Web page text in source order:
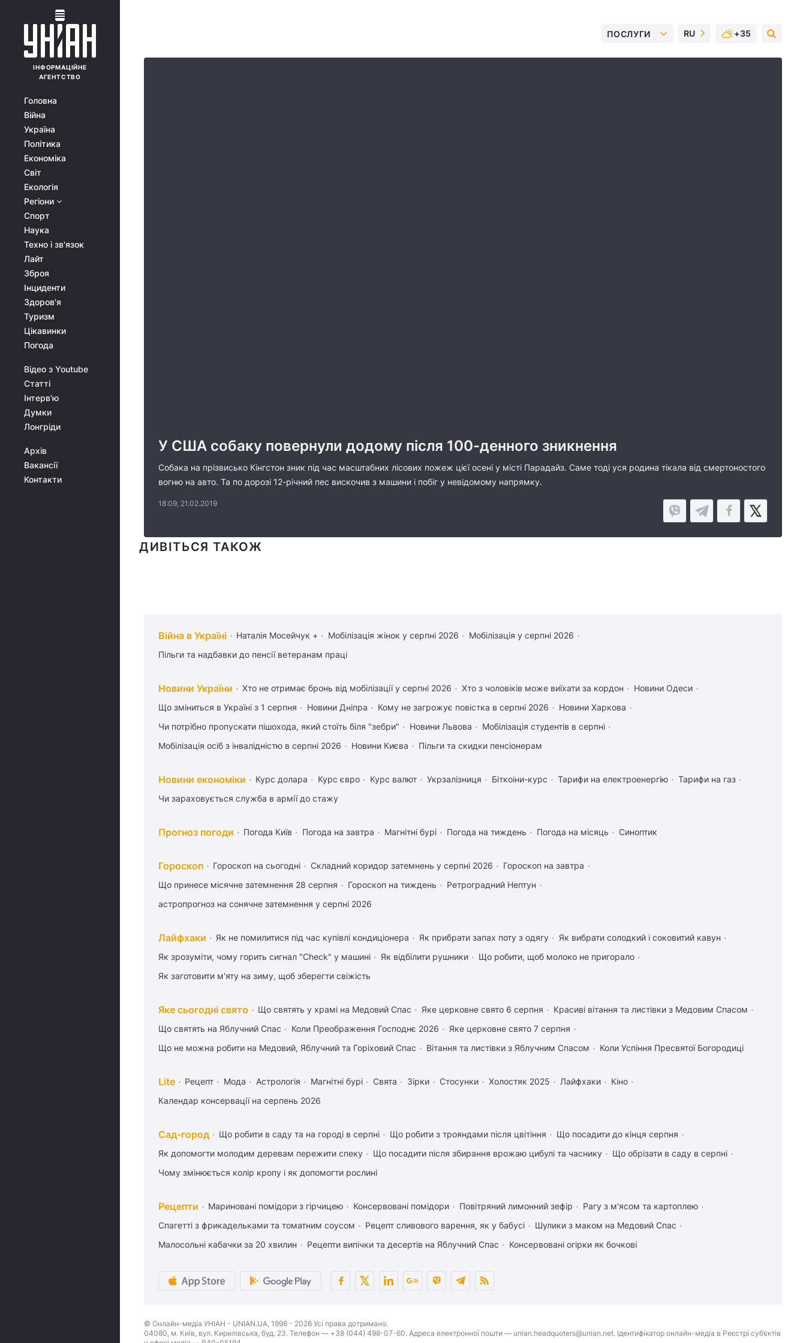
ІНФОРМАЦІЙНЕ
АГЕНТСТВО
Головна
Війна
Україна
Політика
Економіка
Світ
Екологія
Регіони
Спорт
Наука
Техно і зв'язок
Лайт
Зброя
Інциденти
Здоров'я
Туризм
Цікавинки
Погода
Відео з Youtube
Статті
Інтерв'ю
Думки
Лонгріди
Архів
Вакансії
Контакти
ПОСЛУГИ RU +35
У США собаку повернули додому після 100-денного зникнення
Собака на прізвисько Кінгстон зник під час масштабних лісових пожеж цієї осені у місті Парадайз. Саме тоді уся родина тікала від смертоностого
вогню на авто. Та по дорозі 12-річний пес вискочив з машини і побіг у невідомому напрямку.
18:09, 21.02.2019
ДИВІТЬСЯ ТАКОЖ
Війна в Україні Наталія Мосейчук + Мобілізація жінок у серпні 2026
Мобілізація у серпні 2026
Пільги та надбавки до пенсії ветеранам праці
Новини України Хто не отримає бронь від мобілізації у серпні 2026 Хто з чоловіків може виїхати за кордон
Новини Одеси
Що зміниться в Україні з 1 серпня
Новини Дніпра Кому не загрожує повістка в серпні 2026
Новини Харкова
Чи потрібно пропускати пішохода, який стоїть біля "зебри"
Новини Львова
Мобілізація студентів в серпні
Мобілізація осіб з інвалідністю в серпні 2026
Новини Києва Пільги та скидки пенсіонерам
Новини економіки Курс долара Курс євро Курс валют Укрзалізниця Біткоіни-курс Тарифи на електроенергію
Тарифи на газ
Чи зараховується служба в армії до стажу
Прогноз погоди Погода Київ Погода на завтра Магнітні бурі Погода на тиждень Погода на місяць Синоптик
Гороскоп Гороскоп на сьогодні Складний коридор затемнень у серпні 2026
Гороскоп на завтра
Що принесе місячне затемнення 28 серпня
Гороскоп на тиждень
Ретроградний Нептун
астропрогноз на сонячне затемнення у серпні 2026
Лайфхаки Як не помилитися під час купівлі кондиціонера Як прибрати запах поту з одягу
Як вибрати солодкий і соковитий кавун
Як зрозуміти, чому горить сигнал "Check" у машині
Як відбілити рушники
Що робити, щоб молоко не пригорало
Як заготовити м'яту на зиму, щоб зберегти свіжість
Яке сьогодні свято Що святять у храмі на Медовий Спас Яке церковне свято 6 серпня
Красиві вітання та листівки з Медовим Спасом
Що святять на Яблучний Спас
Коли Преображення Господнє 2026
Яке церковне свято 7 серпня
Що не можна робити на Медовий, Яблучний та Горіховий Спас
Вітання та листівки з Яблучним Спасом Коли Успіння Пресвятої Богородиці
Lite Рецепт Мода Астрологія Магнітні бурі Свята Зірки Стосунки Холостяк 2025 Лайфхаки
Кіно
Календар консервації на серпень 2026
Сад-город Що робити в саду та на городі в серпні Що робити з трояндами після цвітіння
Що посадити до кінця серпня
Як допомогти молодим деревам пережити спеку
Що посадити після збирання врожаю цибулі та часнику
Що обрізати в саду в серпні
Чому змінюється колір кропу і як допомогти рослині
Рецепти Мариновані помідори з гірчицею Консервовані помідори Повітряний лимонний зефір
Рагу з м'ясом та картоплею
Спагетті з фрикадельками та томатним соусом
Рецепт сливового варення, як у бабусі
Шулики з маком на Медовий Спас
Малосольні кабачки за 20 хвилин
Рецепти випічки та десертів на Яблучний Спас Консервовані огірки як бочкові
© Онлайн-медіа УНІАН - UNIAN.UA, 1998 - 2026 Усі права дотримано.
04080, м. Київ, вул. Кирилівська, буд. 23. Телефон — +38 (044) 498-07-60. Адреса електронної пошти — unian.headquoters@unian.net. Ідентифікатор онлайн-медіа в Реєстрі суб’єктів